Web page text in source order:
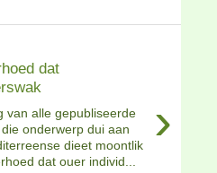
dat
›
van alle gepubliseerde
onderwerp dui aan
dieet moontlik
dat ouer individ...